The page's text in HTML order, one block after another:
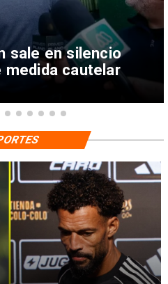
sale en silencio
cautelar